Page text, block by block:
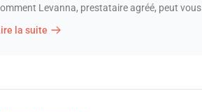
Levanna, prestataire agréé, peut vous
la suite